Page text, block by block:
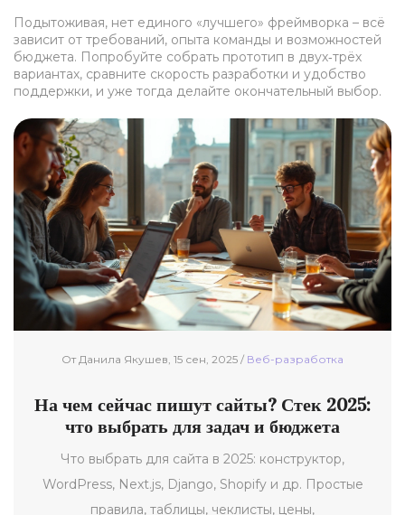
Подытоживая, нет единого «лучшего» фреймворка – всё
зависит от требований, опыта команды и возможностей
бюджета. Попробуйте собрать прототип в двух‑трёх
вариантах, сравните скорость разработки и удобство
поддержки, и уже тогда делайте окончательный выбор.
От Данила Якушев, 15 сен, 2025 / Веб-разработка
На чем сейчас пишут сайты? Стек 2025:
что выбрать для задач и бюджета
Что выбрать для сайта в 2025: конструктор,
WordPress, Next.js, Django, Shopify и др. Простые
правила, таблицы, чеклисты, цены,